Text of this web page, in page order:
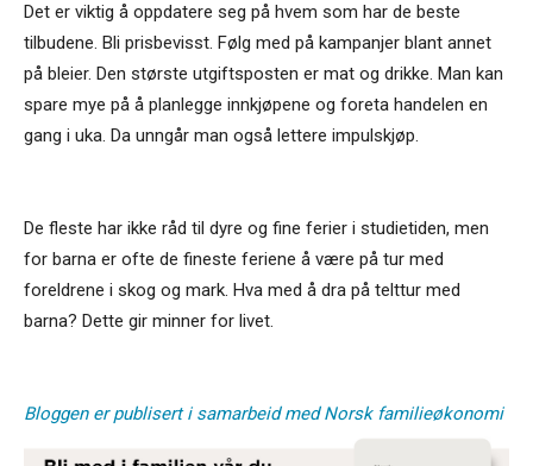
Det er viktig å oppdatere seg på hvem som har de beste
tilbudene. Bli prisbevisst. Følg med på kampanjer blant annet
på bleier. Den største utgiftsposten er mat og drikke. Man kan
spare mye på å planlegge innkjøpene og foreta handelen en
gang i uka. Da unngår man også lettere impulskjøp.
De fleste har ikke råd til dyre og fine ferier i studietiden, men
for barna er ofte de fineste feriene å være på tur med
foreldrene i skog og mark. Hva med å dra på telttur med
barna? Dette gir minner for livet.
Bloggen er publisert i samarbeid med Norsk familieøkonomi